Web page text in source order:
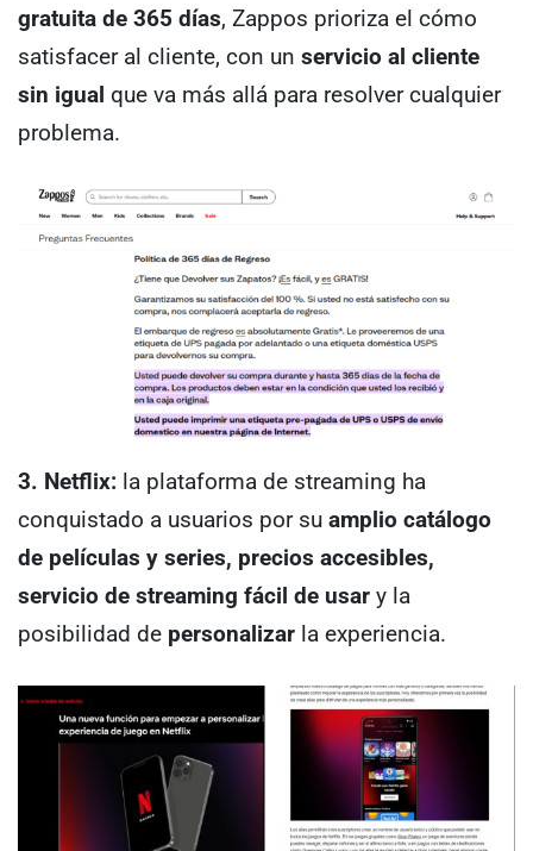
gratuita de 365 días, Zappos prioriza el cómo
satisfacer al cliente, con un servicio al cliente
sin igual que va más allá para resolver cualquier
problema.
3. Netflix: la plataforma de streaming ha
conquistado a usuarios por su amplio catálogo
de películas y series, precios accesibles,
servicio de streaming fácil de usar y la
posibilidad de personalizar la experiencia.